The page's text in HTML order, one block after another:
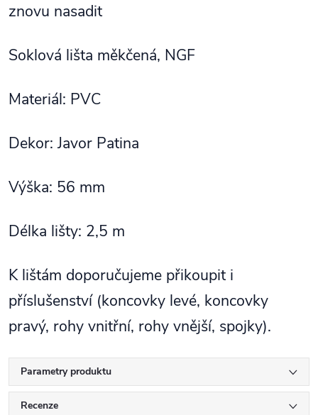
znovu nasadit
Soklová lišta měkčená, NGF
Materiál: PVC
Dekor: Javor Patina
Výška: 56 mm
Délka lišty: 2,5 m
K lištám doporučujeme přikoupit i
příslušenství (koncovky levé, koncovky
pravý, rohy vnitřní, rohy vnější, spojky).
Parametry produktu
Recenze